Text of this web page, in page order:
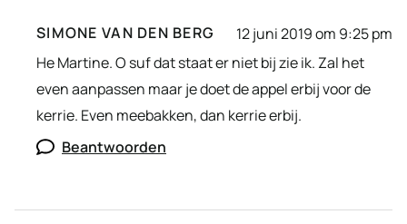
SIMONE VAN DEN BERG
12 juni 2019 om 9:25 pm
He Martine. O suf dat staat er niet bij zie ik. Zal het
even aanpassen maar je doet de appel erbij voor de
kerrie. Even meebakken, dan kerrie erbij.
Beantwoorden